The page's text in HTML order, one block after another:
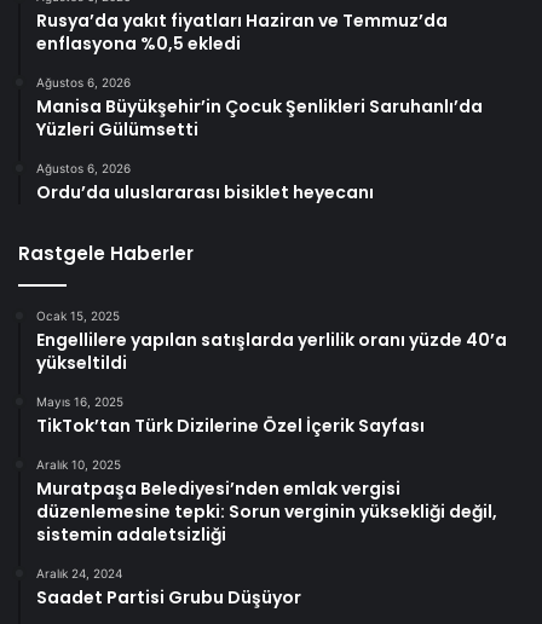
Rusya’da yakıt fiyatları Haziran ve Temmuz’da
enflasyona %0,5 ekledi
Ağustos 6, 2026
Manisa Büyükşehir’in Çocuk Şenlikleri Saruhanlı’da
Yüzleri Gülümsetti
Ağustos 6, 2026
Ordu’da uluslararası bisiklet heyecanı
Rastgele Haberler
Ocak 15, 2025
Engellilere yapılan satışlarda yerlilik oranı yüzde 40’a
yükseltildi
Mayıs 16, 2025
TikTok’tan Türk Dizilerine Özel İçerik Sayfası
Aralık 10, 2025
Muratpaşa Belediyesi’nden emlak vergisi
düzenlemesine tepki: Sorun verginin yüksekliği değil,
sistemin adaletsizliği
Aralık 24, 2024
Saadet Partisi Grubu Düşüyor